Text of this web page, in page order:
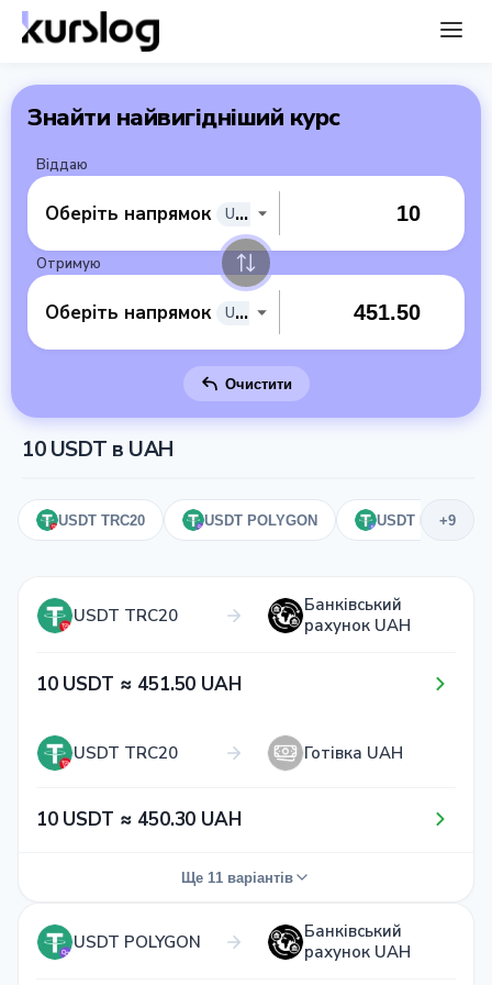
Знайти найвигідніший курс
Віддаю
Оберіть напрямок USDT
Отримую
Оберіть напрямок UAH
Очистити
10 USDT в UAH
USDT TRC20 USDT POLYGON USDT ERC20
+9
USDT TRC20
Банківський
рахунок UAH
1​0​ USDT ≈ 4​5​1​.5​0​ UAH
USDT TRC20 Готівка UAH
1​0​ USDT ≈ 4​5​0​.3​0​ UAH
Ще 11 варіантів
USDT TRC20 Монобанк UAH
USDT POLYGON
Банківський
рахунок UAH